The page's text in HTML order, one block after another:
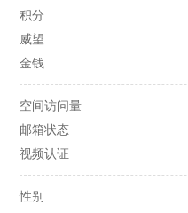
积分
威望
金钱
空间访问量
邮箱状态
视频认证
性别